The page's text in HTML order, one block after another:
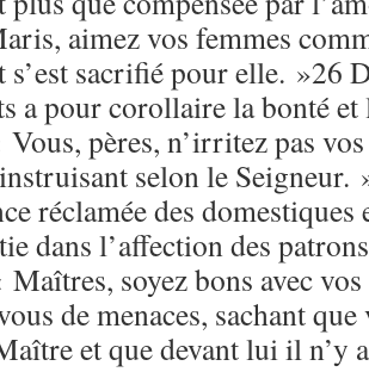
aimez vos femmes
s’est sacrifié pour elle. »26
a pour corollaire la bonté et
pères, n’irritez pas
selon le Seigneur.
réclamée des domestiques
dans l’affection des
Maîtres, soyez bons avec
de menaces, sachant
et que devant lui il n’y